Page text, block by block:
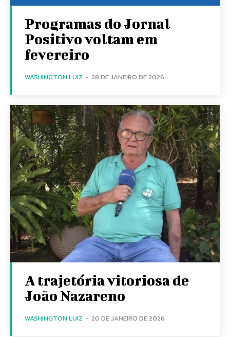
Programas do Jornal
Positivo voltam em
fevereiro
WASHINGTON LUIZ - 28 DE JANEIRO DE 2026
A trajetória vitoriosa de
João Nazareno
WASHINGTON LUIZ - 20 DE JANEIRO DE 2026